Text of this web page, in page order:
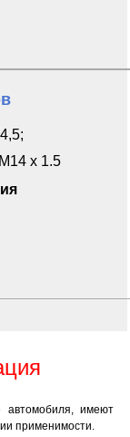
x 1.5
имеют
применимости.